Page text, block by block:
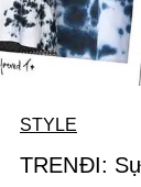
STYLE
TRENĐI: